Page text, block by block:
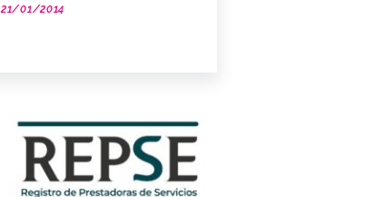
21/01/2014